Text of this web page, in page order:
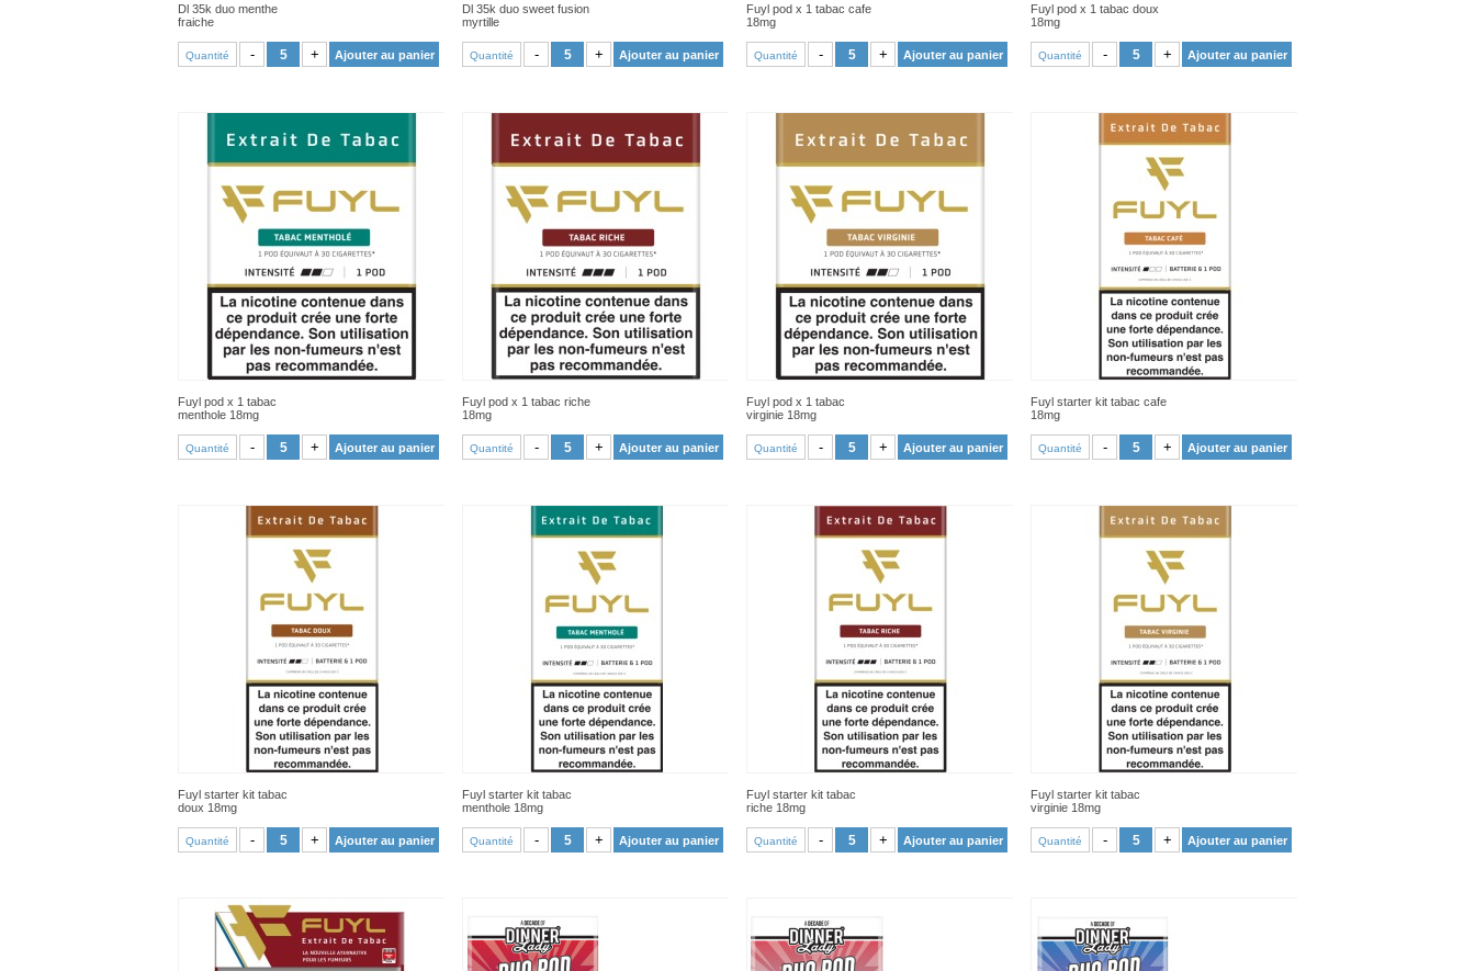
Dl 35k duo menthe
fraiche
Quantité - + Ajouter au panier
Dl 35k duo sweet fusion
myrtille
Quantité - + Ajouter au panier
Fuyl pod x 1 tabac cafe
18mg
Quantité - + Ajouter au panier
Fuyl pod x 1 tabac doux
18mg
Quantité - + Ajouter au panier
Fuyl pod x 1 tabac
menthole 18mg
Quantité - + Ajouter au panier
Fuyl pod x 1 tabac riche
18mg
Quantité - + Ajouter au panier
Fuyl pod x 1 tabac
virginie 18mg
Quantité - + Ajouter au panier
Fuyl starter kit tabac cafe
18mg
Quantité - + Ajouter au panier
Fuyl starter kit tabac
doux 18mg
Quantité - + Ajouter au panier
Fuyl starter kit tabac
menthole 18mg
Quantité - + Ajouter au panier
Fuyl starter kit tabac
riche 18mg
Quantité - + Ajouter au panier
Fuyl starter kit tabac
virginie 18mg
Quantité - + Ajouter au panier